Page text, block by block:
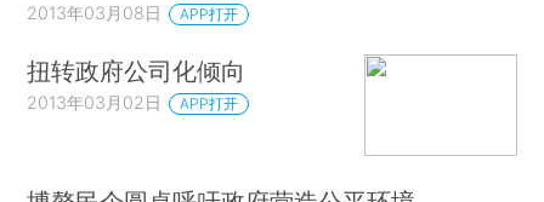
2013年03月08日 APP打开
扭转政府公司化倾向
2013年03月02日 APP打开